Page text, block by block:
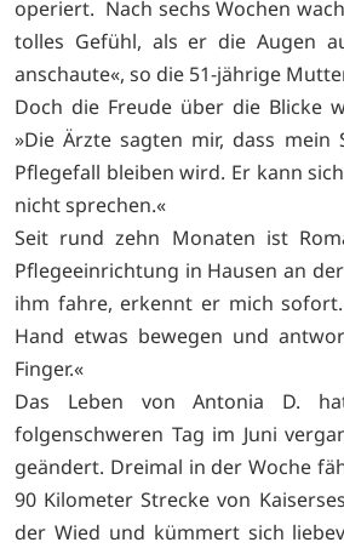
operiert. Nach sechs Wochen
tolles Gefühl, als er die Augen
anschaute«, so die 51-jährige
Doch die Freude über die Blicke
»Die Ärzte sagten mir, dass
Pflegefall bleiben wird. Er kann
nicht sprechen.«
Seit rund zehn Monaten ist
Pflegeeinrichtung in Hausen an
ihm fahre, erkennt er mich
Hand etwas bewegen und
Finger.«
Das Leben von Antonia D.
folgenschweren Tag im Juni
geändert. Dreimal in der Woche
90 Kilometer Strecke von
der Wied und kümmert sich